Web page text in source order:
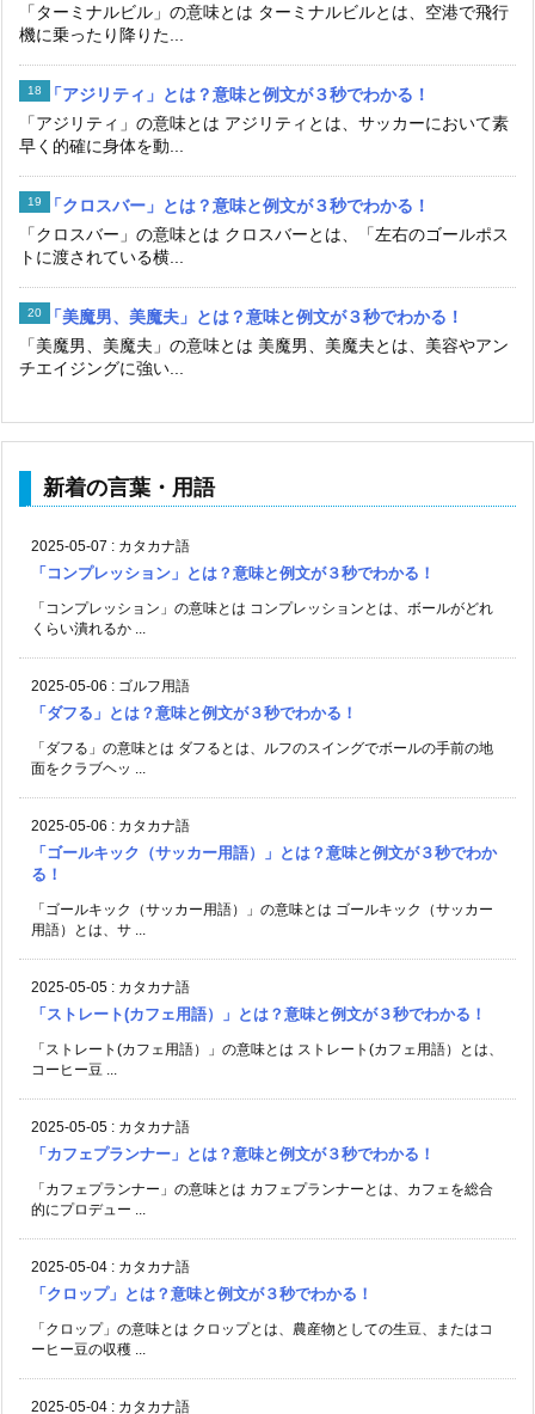
「ターミナルビル」の意味とは ターミナルビルとは、空港で飛行
機に乗ったり降りた...
「アジリティ」とは？意味と例文が３秒でわかる！
「アジリティ」の意味とは アジリティとは、サッカーにおいて素
早く的確に身体を動...
「クロスバー」とは？意味と例文が３秒でわかる！
「クロスバー」の意味とは クロスバーとは、「左右のゴールポス
トに渡されている横...
「美魔男、美魔夫」とは？意味と例文が３秒でわかる！
「美魔男、美魔夫」の意味とは 美魔男、美魔夫とは、美容やアン
チエイジングに強い...
新着の言葉・用語
2025-05-07 : カタカナ語
「コンプレッション」とは？意味と例文が３秒でわかる！
「コンプレッション」の意味とは コンプレッションとは、ボールがどれ
くらい潰れるか ...
2025-05-06 : ゴルフ用語
「ダフる」とは？意味と例文が３秒でわかる！
「ダフる」の意味とは ダフるとは、ルフのスイングでボールの手前の地
面をクラブヘッ ...
2025-05-06 : カタカナ語
「ゴールキック（サッカー用語）」とは？意味と例文が３秒でわか
る！
「ゴールキック（サッカー用語）」の意味とは ゴールキック（サッカー
用語）とは、サ ...
2025-05-05 : カタカナ語
「ストレート(カフェ用語）」とは？意味と例文が３秒でわかる！
「ストレート(カフェ用語）」の意味とは ストレート(カフェ用語）とは、
コーヒー豆 ...
2025-05-05 : カタカナ語
「カフェプランナー」とは？意味と例文が３秒でわかる！
「カフェプランナー」の意味とは カフェプランナーとは、カフェを総合
的にプロデュー ...
2025-05-04 : カタカナ語
「クロップ」とは？意味と例文が３秒でわかる！
「クロップ」の意味とは クロップとは、農産物としての生豆、またはコ
ーヒー豆の収穫 ...
2025-05-04 : カタカナ語